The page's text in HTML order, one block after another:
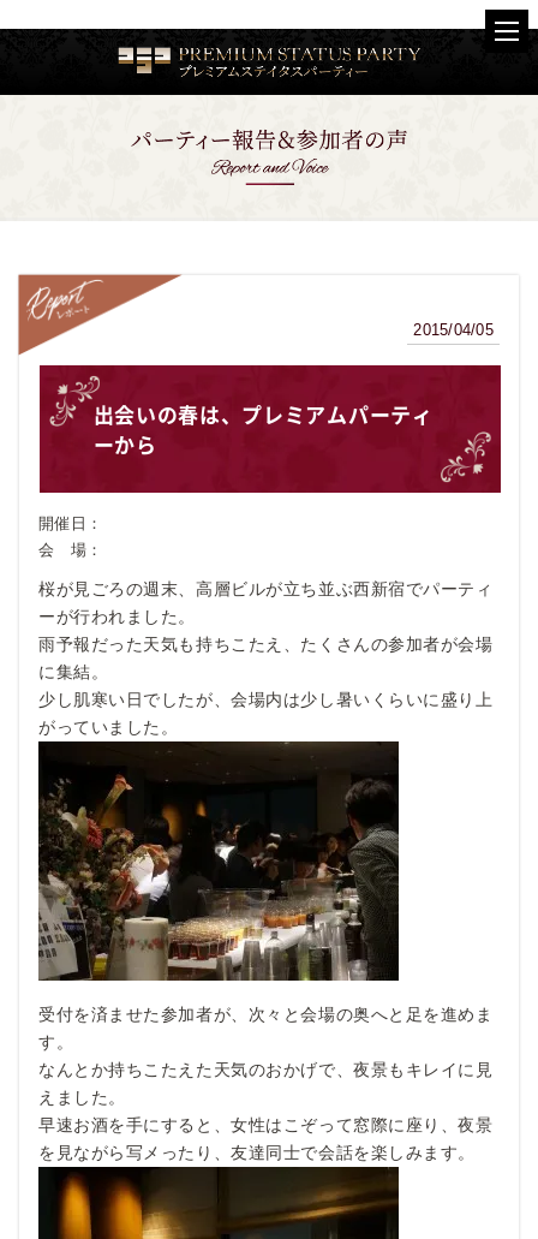
レポート
2015/04/05
出会いの春は、プレミアムパーティ
ーから
開催日：
会 場：
桜が見ごろの週末、高層ビルが立ち並ぶ西新宿でパーティ
ーが行われました。
雨予報だった天気も持ちこたえ、たくさんの参加者が会場
に集結。
少し肌寒い日でしたが、会場内は少し暑いくらいに盛り上
がっていました。
受付を済ませた参加者が、次々と会場の奥へと足を進めま
す。
なんとか持ちこたえた天気のおかげで、夜景もキレイに見
えました。
早速お酒を手にすると、女性はこぞって窓際に座り、夜景
を見ながら写メったり、友達同士で会話を楽しみます。